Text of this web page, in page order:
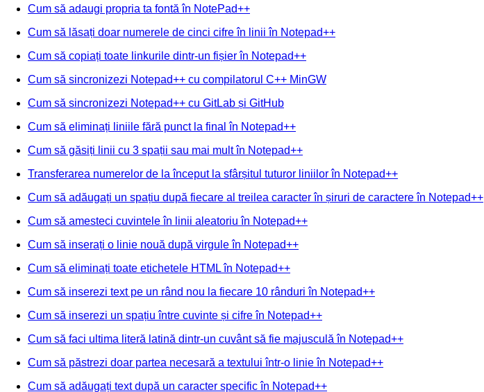
Cum să adaugi propria ta fontă în NotePad++
Cum să lăsați doar numerele de cinci cifre în linii în Notepad++
Cum să copiați toate linkurile dintr-un fișier în Notepad++
Cum să sincronizezi Notepad++ cu compilatorul C++ MinGW
Cum să sincronizezi Notepad++ cu GitLab și GitHub
Cum să eliminați liniile fără punct la final în Notepad++
Cum să găsiți linii cu 3 spații sau mai mult în Notepad++
Transferarea numerelor de la început la sfârșitul tuturor liniilor în Notepad++
Cum să adăugați un spațiu după fiecare al treilea caracter în șiruri de caractere în Notepad++
Cum să amesteci cuvintele în linii aleatoriu în Notepad++
Cum să inserați o linie nouă după virgule în Notepad++
Cum să eliminați toate etichetele HTML în Notepad++
Cum să inserezi text pe un rând nou la fiecare 10 rânduri în Notepad++
Cum să inserezi un spațiu între cuvinte și cifre în Notepad++
Cum să faci ultima literă latină dintr-un cuvânt să fie majusculă în Notepad++
Cum să păstrezi doar partea necesară a textului într-o linie în Notepad++
Cum să adăugați text după un caracter specific în Notepad++